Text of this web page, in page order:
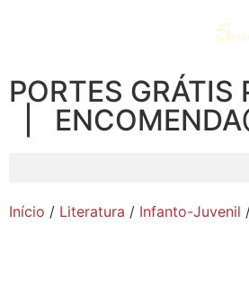
PORTES
|
Início / Literatura / Infanto-Juvenil